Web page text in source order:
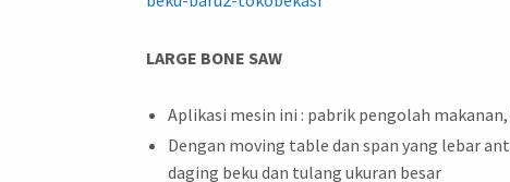
LARGE BONE SAW
Aplikasi mesin ini : pabrik pengolah
Dengan moving table dan span yang lebar
daging beku dan tulang ukuran besar